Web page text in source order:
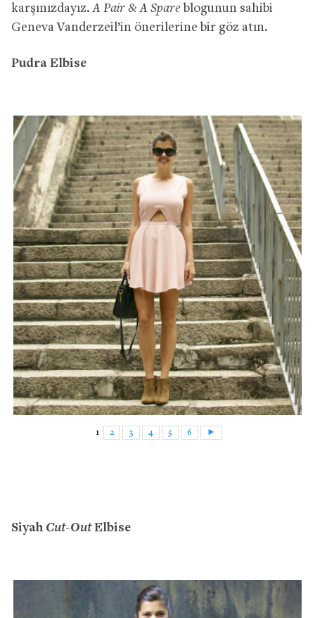
karşınızdayız.A Pair & A Spare blogunun sahibi
Geneva Vanderzeil’in önerilerine bir göz atın.
Pudra Elbise
1 2 3 4 5 6 ►
Siyah Cut-OutElbise